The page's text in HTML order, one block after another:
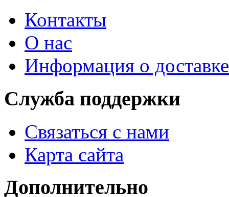
Контакты
О нас
Информация о доставке
Служба поддержки
Связаться с нами
Карта сайта
Дополнительно